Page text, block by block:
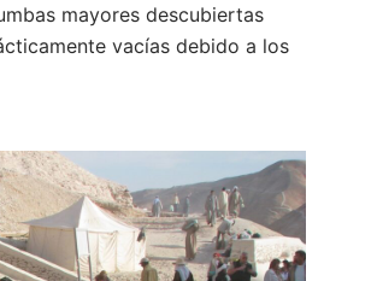
mayores descubiertas
vacías debido a los